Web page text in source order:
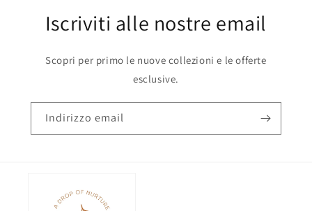
Iscriviti alle nostre email
Scopri per primo le nuove collezioni e le offerte
esclusive.
Indirizzo email